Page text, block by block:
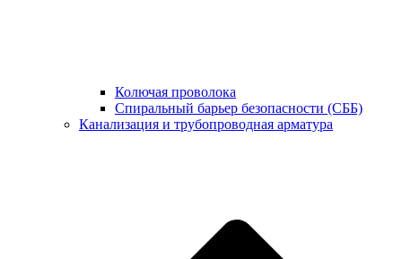
Колючая проволока
Спиральный барьер безопасности (СББ)
Канализация и трубопроводная арматура